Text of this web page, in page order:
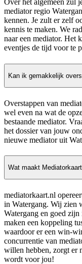
Over het algemeen zul
mediator regio
kennen. Je zult er zelf
kennis te maken. We
naar een mediator. Het
eventjes de tijd voor te
Kan ik gemakkelijk
Overstappen van
wel even na wat de
bestaande mediator.
het dossier van jouw
nieuwe mediator uit
Wat maakt
mediatorkaart.nl
in Watergang. Wij zien
Watergang en goed
maken een koppeling
waardoor er een win-
concurrentie van
willen hebben, zorgt er
wordt voor jou!